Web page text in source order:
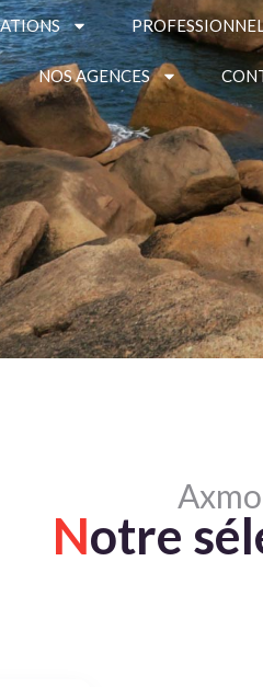
NOS AGENCES
Notre